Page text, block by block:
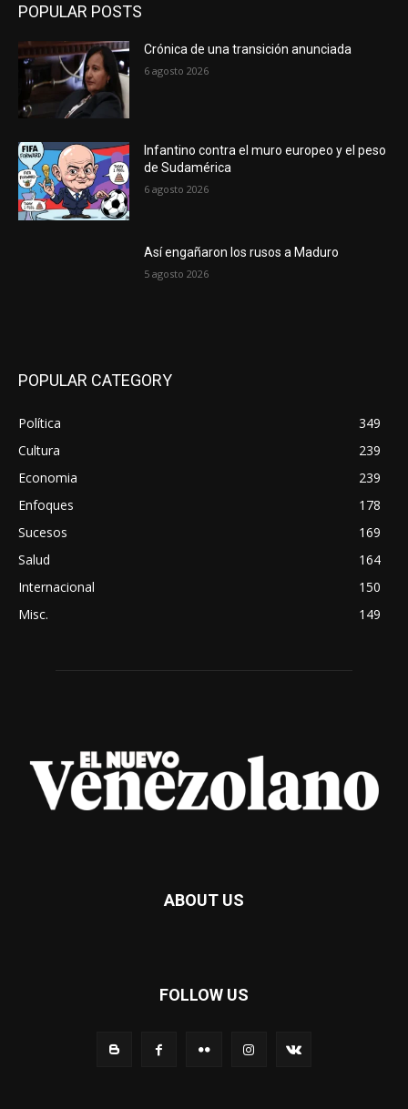
POPULAR POSTS
Crónica de una transición anunciada
6 agosto 2026
Infantino contra el muro europeo y el peso
de Sudamérica
6 agosto 2026
Así engañaron los rusos a Maduro
5 agosto 2026
POPULAR CATEGORY
Política
349
Cultura
239
Economia
239
Enfoques
178
Sucesos
169
Salud
164
Internacional
150
Misc.
149
ABOUT US
FOLLOW US